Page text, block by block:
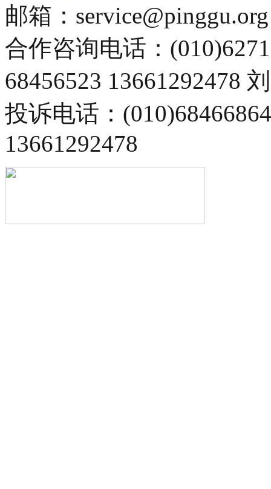
邮箱：service@pinggu.org
合作咨询电话：
68456523 13661292478
投诉电话：
13661292478